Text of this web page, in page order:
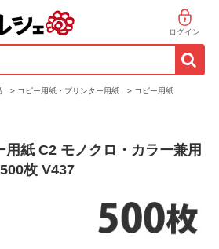
ログイン
> コピー用紙・プリンター用紙 > コピー用紙
紙 C2 モノクロ・カラー兼用
枚 V437